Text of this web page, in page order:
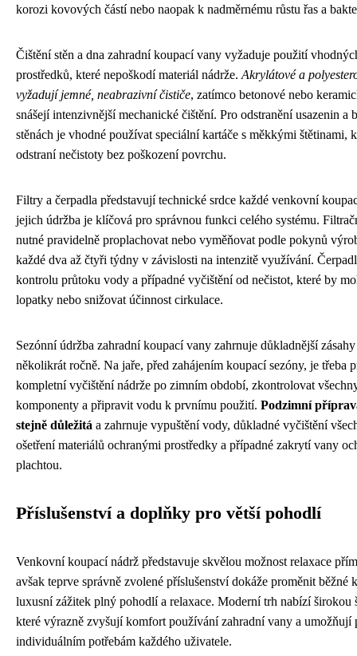
korozi kovových částí nebo naopak k nadměrnému růstu řas a
Čištění stěn a dna zahradní koupací vany vyžaduje použití
prostředků, které nepoškodí materiál nádrže. Akrylátové a
vyžadují jemné, neabrazivní čističe, zatímco betonové nebo
snášejí intenzivnější mechanické čištění. Pro odstranění usazenin a
stěnách je vhodné používat speciální kartáče s měkkými štětinami,
odstraní nečistoty bez poškození povrchu.
Filtry a čerpadla představují technické srdce každé venkovní
jejich údržba je klíčová pro správnou funkci celého systému.
nutné pravidelně proplachovat nebo vyměňovat podle pokynů
každé dva až čtyři týdny v závislosti na intenzitě využívání.
kontrolu průtoku vody a případné vyčištění od nečistot, které by
lopatky nebo snižovat účinnost cirkulace.
Sezónní údržba zahradní koupací vany zahrnuje důkladnější
několikrát ročně. Na jaře, před zahájením koupací sezóny, je třeba
kompletní vyčištění nádrže po zimním období, zkontrolovat
komponenty a připravit vodu k prvnímu použití. Podzimní
stejně důležitá a zahrnuje vypuštění vody, důkladné vyčištění
ošetření materiálů ochranými prostředky a případné zakrytí vany
plachtou.
Příslušenství a doplňky pro větší pohodlí
Venkovní koupací nádrž představuje skvělou možnost relaxace
avšak teprve správně zvolené příslušenství dokáže proměnit běžné
luxusní zážitek plný pohodlí a relaxace. Moderní trh nabízí širokou
které výrazně zvyšují komfort používání zahradní vany a umožňují
individuálním potřebám každého uživatele.